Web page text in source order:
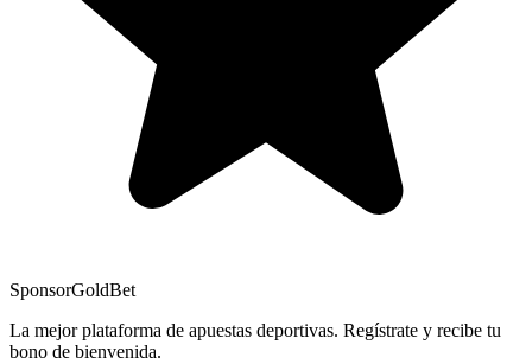
SponsorGoldBet
La mejor plataforma de apuestas deportivas. Regístrate y recibe tu
bono de bienvenida.